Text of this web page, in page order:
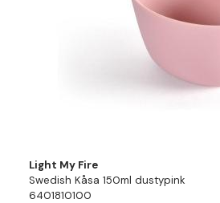
Light My Fire
Swedish Kåsa 150ml dustypink
6401810100